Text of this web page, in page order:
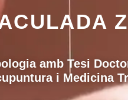
amb Tesi
i Medicina